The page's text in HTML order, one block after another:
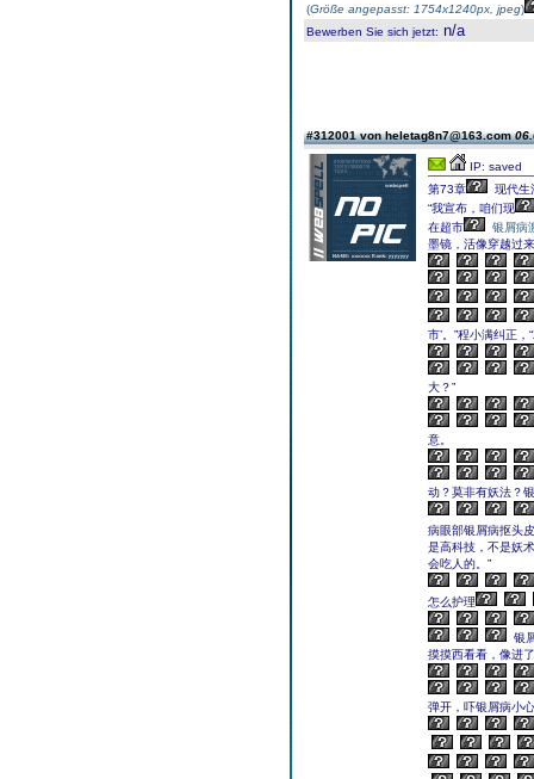
(Größe angepasst: 1754x1240px, jpeg)
Bewerben Sie sich jetzt: n/a
#312001 von heletag8n7@163.com
IP: saved
第73章
现代生
“我宣布，咱们现
在超市
银屑病
墨镜，活像穿越过
市’。”程小满纠正
大？”
意。
动？莫非有妖法？
病眼部银屑病抠头
是高科技，不是妖
会吃人的。”
怎么护理
银
摸摸西看看，像进
弹开，吓银屑病小